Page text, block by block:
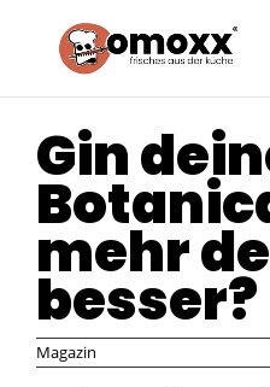
Gin
mehr
besser?
Magazin